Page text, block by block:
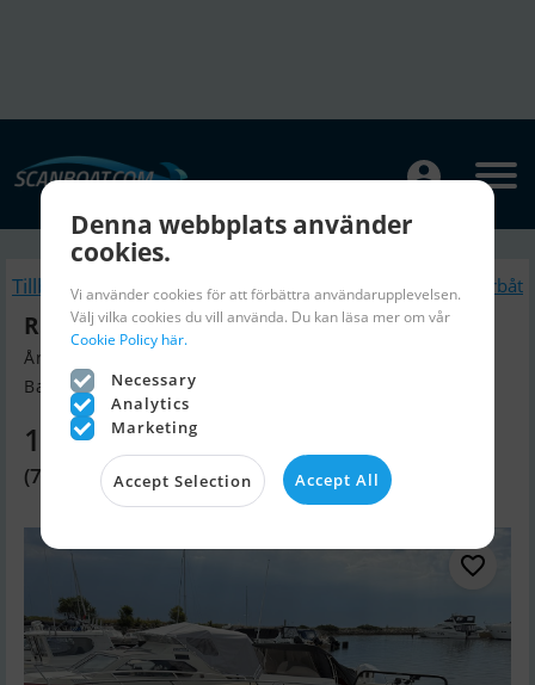
Tillbaka Liknande Motorbåt
River 420XR
Årsmodell 2025, Motorbåt till salu
Baadhuset A/S, Danmark
115 350 SEK
(79 800 DKK)
Denna webbplats använder
cookies.
Vi använder cookies för att förbättra användarupplevelsen.
Välj vilka cookies du vill använda. Du kan läsa mer om vår
Cookie Policy här.
Necessary
Analytics
Marketing
Accept Selection Accept All